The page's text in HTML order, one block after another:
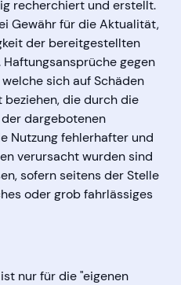
recherchiert und erstellt.
Gewähr für die Aktualität,
der bereitgestellten
gegen
sich auf Schäden
die durch die
dargebotenen
Nutzung fehlerhafter und
verursacht wurden sind
sofern seitens der Stelle
oder grob fahrlässiges
nur für die "eigenen